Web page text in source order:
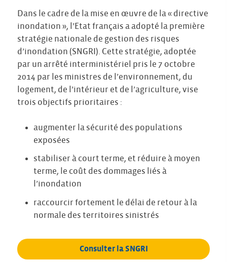
Dans le cadre de la mise en œuvre de la « directive
inondation », l’Etat français a adopté la première
stratégie nationale de gestion des risques
d’inondation (SNGRI). Cette stratégie, adoptée
par un arrêté interministériel pris le 7 octobre
2014 par les ministres de l’environnement, du
logement, de l’intérieur et de l’agriculture, vise
trois objectifs prioritaires :
augmenter la sécurité des populations
exposées
stabiliser à court terme, et réduire à moyen
terme, le coût des dommages liés à
l’inondation
raccourcir fortement le délai de retour à la
normale des territoires sinistrés
Consulter la SNGRI